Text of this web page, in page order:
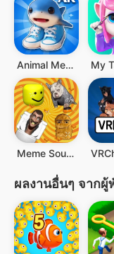
Animal Meme AR & SoundBoard
Meme Soundboard 2025 Ultimate
ผลงานอื่นๆ จาก